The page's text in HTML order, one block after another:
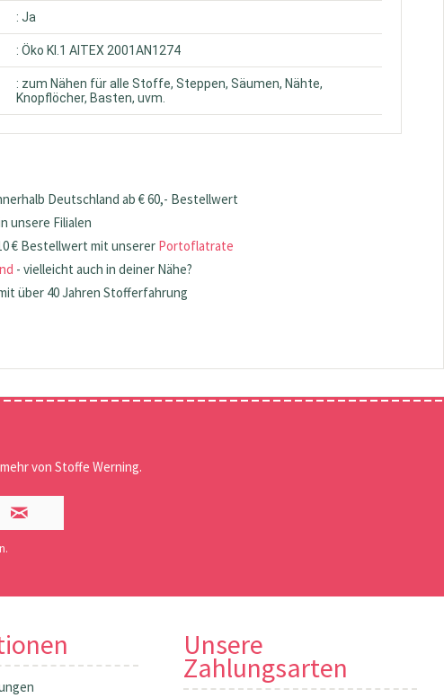
: Ja
: Öko Kl.1 AITEX 2001AN1274
: zum Nähen für alle Stoffe, Steppen, Säumen, Nähte,
Knopflöcher, Basten, uvm.
Deutschland ab € 60,- Bestellwert
unsere Filialen
€ Bestellwert mit unserer Portoflatrate
- vielleicht auch in deiner Nähe?
über 40 Jahren Stofferfahrung
von Stoffe Werning.
Unsere
Zahlungsarten